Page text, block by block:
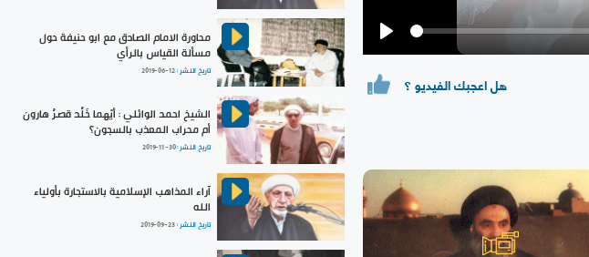
هل اعجبك الفيديو ؟
محاورة الامام الصادق مع ابو حنيفة حول
مسألة القياس بالرأي
تاريخ النشر :2019-06-12
الشيخ احمد الوائلي : أيّهما خَلُد قصرُ هارون
أم محراب المعذب بالسجون؟
تاريخ النشر :2019-11-30
آراء المذاهب الإسلامية بالاستجارة بأولياء
الله
تاريخ النشر :2019-09-23